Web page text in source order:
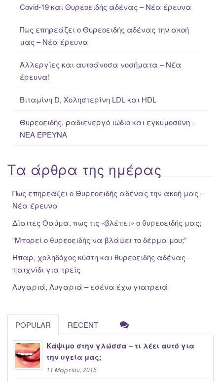
Covid-19 και Θυρεοειδής αδένας – Νέα έρευνα
Πως επηρεάζει ο Θυρεοειδής αδένας την ακοή
μας – Νέα έρευνα
Αλλεργίες και αυτοάνοσα νοσήματα – Νέα
έρευνα!
Βιταμίνη D, Χοληστερίνη LDL και HDL
Θυρεοειδής, ραδιενεργό ιώδιο και εγκυμοσύνη –
ΝΕΑ ΈΡΕΥΝΑ
Τα άρθρα της ημέρας
Πως επηρεάζει ο Θυρεοειδής αδένας την ακοή μας –
Νέα έρευνα
Δίαιτες Θαύμα, πως τις «βλέπει» ο θυρεοειδής μας;
“Μπορεί ο θυρεοειδής να βλάψει το δέρμα μου;”
Ήπαρ, χοληδόχος κύστη και θυρεοειδής αδένας –
παιχνίδι για τρείς
Λυγαριά, Λυγαριά – εσένα έχω γιατρειά
POPULAR RECENT
Κάψιμο στην γλώσσα – τι λέει αυτό για
την υγεία μας;
11 Μαρτίου, 2015